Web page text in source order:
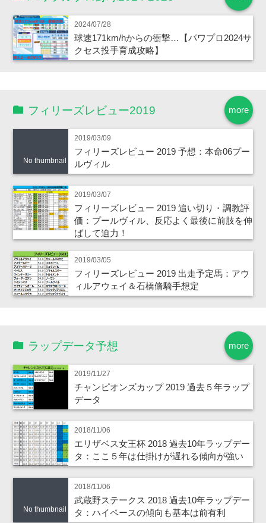
2024/07/28
球速171km/hからの衝撃…【パワプロ2024サ
クセス投手育成攻略】
more
フィリーズレビュー2019
No thumbnail
2019/03/09
フィリーズレビュー 2019 予想：本命06プー
ルヴィル
2019/03/07
フィリーズレビュー 2019 追い切り・調教評
価：プールヴィル、反応よく最後に前肢を伸
ばして迫力！
2019/03/05
フィリーズレビュー 2019 出走予定馬：アウ
ィルアウェイ＆石橋脩騎手想定
more
ラップデータ予想
2019/11/27
チャンピオンズカップ 2019 過去５年ラップ
データ
2018/11/06
エリザベス女王杯 2018 過去10年ラップデー
タ：ここ５年は仕掛けが遅れる傾向が強い
No thumbnail
2018/11/06
武蔵野ステークス 2018 過去10年ラップデー
タ：ハイペースの傾向も基本は前有利